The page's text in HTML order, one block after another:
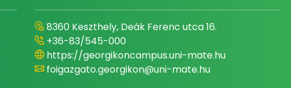
8360 Keszthely, Deák Ferenc utca 16.
+36-83/545-000
https://georgikoncampus.uni-mate.hu
foigazgato.georgikon@uni-mate.hu